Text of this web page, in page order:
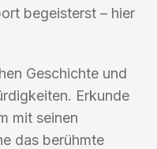
begeisterst – hier
Geschichte und
Erkunde
mit seinen
das berühmte